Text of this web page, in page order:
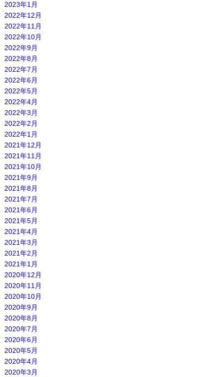
2023年1月
2022年12月
2022年11月
2022年10月
2022年9月
2022年8月
2022年7月
2022年6月
2022年5月
2022年4月
2022年3月
2022年2月
2022年1月
2021年12月
2021年11月
2021年10月
2021年9月
2021年8月
2021年7月
2021年6月
2021年5月
2021年4月
2021年3月
2021年2月
2021年1月
2020年12月
2020年11月
2020年10月
2020年9月
2020年8月
2020年7月
2020年6月
2020年5月
2020年4月
2020年3月